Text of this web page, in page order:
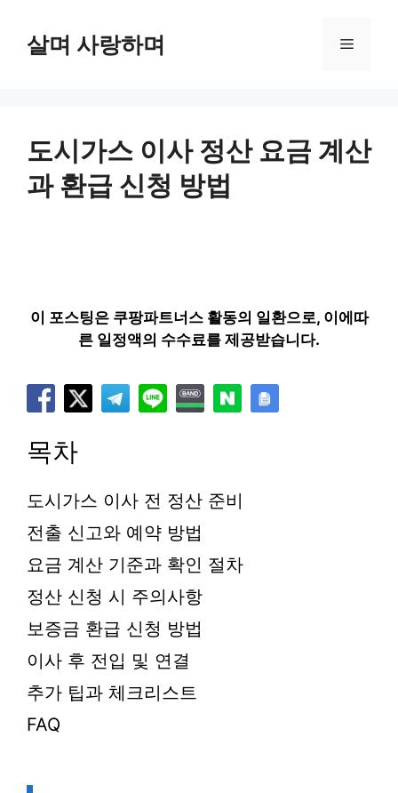
살며 사랑하며 메
도시가스 이사 정산 요금 계산
과 환급 신청 방법
이 포스팅은 쿠팡파트너스 활동의 일환으로, 이에따
른 일정액의 수수료를 제공받습니다.
목차
도시가스 이사 전 정산 준비
전출 신고와 예약 방법
요금 계산 기준과 확인 절차
정산 신청 시 주의사항
보증금 환급 신청 방법
이사 후 전입 및 연결
추가 팁과 체크리스트
FAQ